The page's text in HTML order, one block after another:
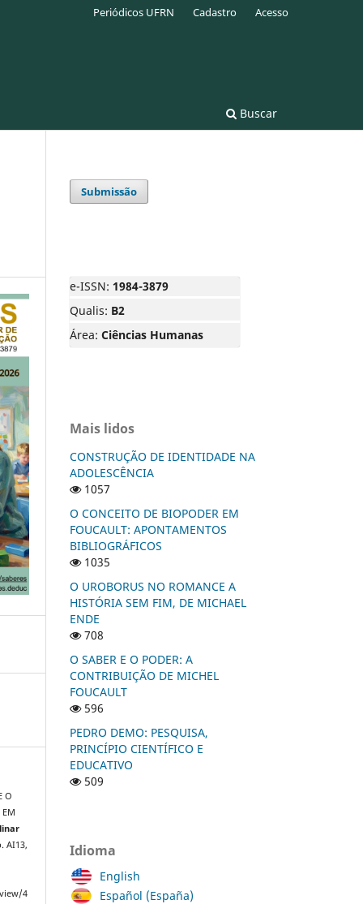
Buscar
Periódicos UFRN Cadastro Acesso
O
AI13,
4
Submissão
e-ISSN: 1984-3879
Qualis: B2
Área: Ciências Humanas
Mais lidos
CONSTRUÇÃO DE IDENTIDADE NA
ADOLESCÊNCIA
1057
O CONCEITO DE BIOPODER EM
FOUCAULT: APONTAMENTOS
BIBLIOGRÁFICOS
1035
O UROBORUS NO ROMANCE A
HISTÓRIA SEM FIM, DE MICHAEL
ENDE
708
O SABER E O PODER: A
CONTRIBUIÇÃO DE MICHEL
FOUCAULT
596
PEDRO DEMO: PESQUISA,
PRINCÍPIO CIENTÍFICO E
EDUCATIVO
509
Idioma
English
Español (España)